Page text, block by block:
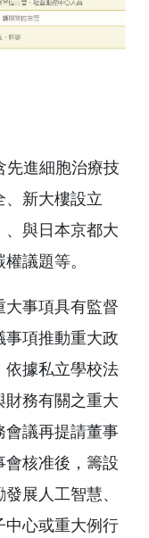
先進細胞治療技
、新大樓設立
、與日本京都大
議題等。
大事項具有監督
事項推動重大政
依據私立學校法
財務有關之重大
會議再提請董事
會核准後，籌設
展人工智慧、
中心或重大例行